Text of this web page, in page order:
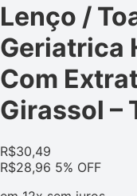
Lenço /
Geriatrica
Com
Girassol –
R$30,49
R$28,96 5% OFF